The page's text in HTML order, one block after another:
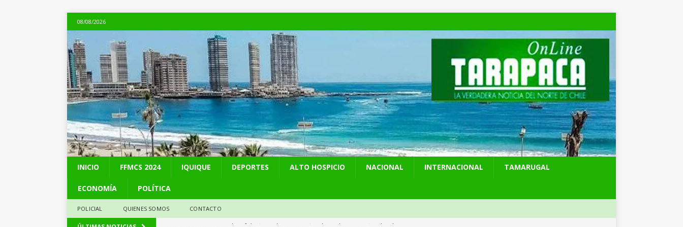
08/08/2026
INICIO FFMCS 2024 IQUIQUE DEPORTES ALTO HOSPICIO NACIONAL INTERNACIONAL TAMARUGAL
ECONOMÍA POLÍTICA
POLICIAL QUIENES SOMOS CONTACTO